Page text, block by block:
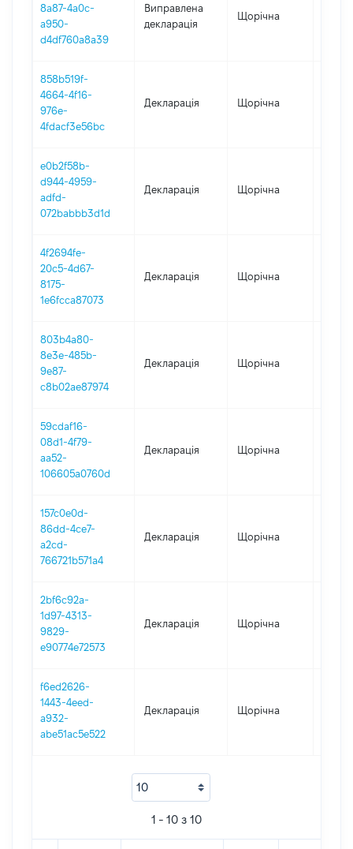
8a87-4a0c-
a950-
d4df760a8a39
Виправлена
декларація
Щорічна
858b519f-
4664-4f16-
976e-
4fdacf3e56bc
Декларація Щорічна
e0b2f58b-
d944-4959-
adfd-
072babbb3d1d
Декларація Щорічна
4f2694fe-
20c5-4d67-
8175-
1e6fcca87073
Декларація Щорічна
803b4a80-
8e3e-485b-
9e87-
c8b02ae87974
Декларація Щорічна
59cdaf16-
08d1-4f79-
aa52-
106605a0760d
Декларація Щорічна
157c0e0d-
86dd-4ce7-
a2cd-
766721b571a4
Декларація Щорічна
2bf6c92a-
1d97-4313-
9829-
e90774e72573
Декларація Щорічна
f6ed2626-
1443-4eed-
a932-
abe51ac5e522
Декларація Щорічна
1 - 10 з 10